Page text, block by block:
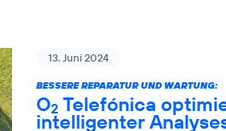
13. Juni 2024
BESSERE REPARATUR UND WARTUNG:
O2 Telefónica
intelligenter